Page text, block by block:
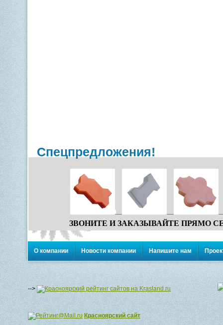
Спецпредложения!
ЗВОНИТЕ И ЗАКАЗЫВАЙТЕ ПРЯМО
О компании Новости компании Напишите нам
-->
Красноярский сайт